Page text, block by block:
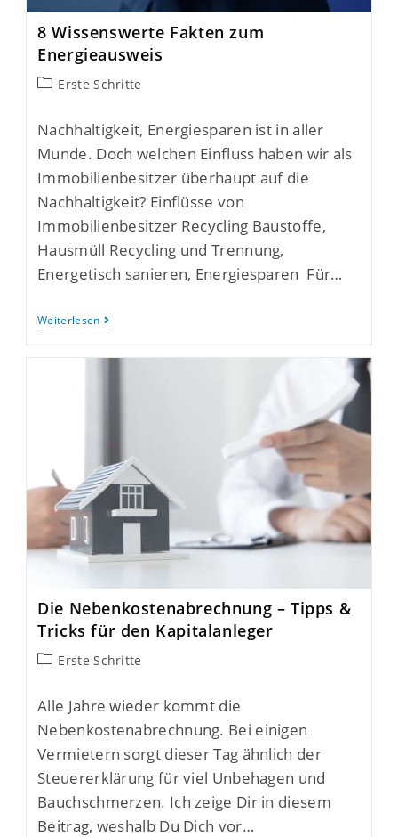
8 Wissenswerte Fakten zum
Energieausweis
Erste Schritte
Nachhaltigkeit, Energiesparen ist in aller
Munde. Doch welchen Einfluss haben wir als
Immobilienbesitzer überhaupt auf die
Nachhaltigkeit? Einflüsse von
Immobilienbesitzer Recycling Baustoffe,
Hausmüll Recycling und Trennung,
Energetisch sanieren, Energiesparen Für…
Weiterlesen
Die Nebenkostenabrechnung – Tipps &
Tricks für den Kapitalanleger
Erste Schritte
Alle Jahre wieder kommt die
Nebenkostenabrechnung. Bei einigen
Vermietern sorgt dieser Tag ähnlich der
Steuererklärung für viel Unbehagen und
Bauchschmerzen. Ich zeige Dir in diesem
Beitrag, weshalb Du Dich vor…